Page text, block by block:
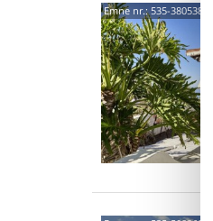
Emne nr.:535-380538